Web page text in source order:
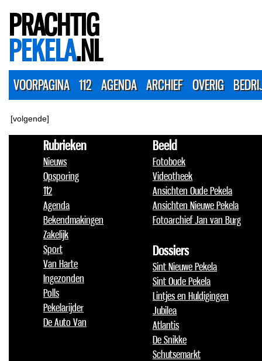
PRACHTIG
PEKELA.NL
VOORPAGINA 112 AGENDA ARCHIEF OVERIG
[volgende]
Rubrieken
Nieuws
Opsporing
112
Agenda
Bekendmakingen
Zakelijk
Sport
Van Harte
Ingezonden
Polls
Pekelarijder
De Auto Van
Beeld
Fotoboek
Videotheek
Ansichten Oude Pekela
Ansichten Nieuwe Pekela
Fotoarchief Jan van Burg
Dossiers
Sint Nieuwe Pekela
Sint Oude Pekela
Lintjes en Huldigingen
Jubilea
Atlantis
De Snikke
Schutsemarkt